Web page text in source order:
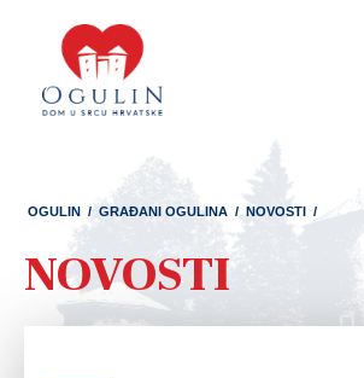
OGULIN / GRAĐANI OGULINA / NOVOSTI /
NOVOSTI